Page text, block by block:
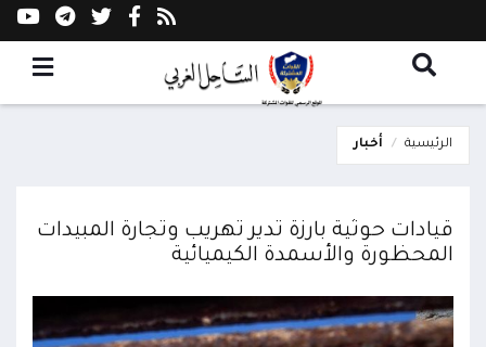
الرئيسية أخبار
قيادات حوثية بارزة تدير تهريب وتجارة المبيدات
المحظورة والأسمدة الكيميائية